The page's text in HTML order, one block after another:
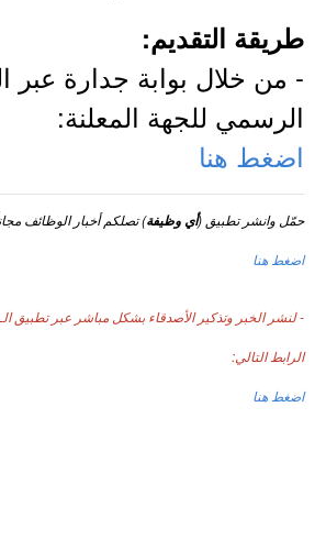
طريقة التقديم:
- من خلال بوابة جدارة عبر
الرسمي للجهة المعلنة:
اضغط هنا
حمّل وانشر تطبيق (أي وظيفة) تصلكم أخبار الوظائف
اضغط هنا
- لنشر الخبر وتذكير الأصدقاء بشكل مباشر عبر تطبيق الـ
الرابط التالي:
اضغط هنا